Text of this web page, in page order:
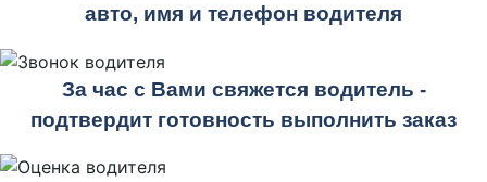
авто, имя и телефон водителя
За час с Вами свяжется водитель -
подтвердит готовность выполнить заказ